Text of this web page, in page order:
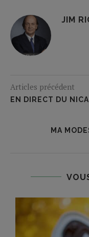
JIM
Articles précédent
EN DIRECT DU
MA